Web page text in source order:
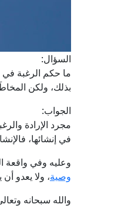
السؤال:
ما حكم الرغبة
بذلك، ولكن
الجواب:
مجرد الإرادة
في إنشائها،
وعليه وفي
وصية، ولا يعدو
والله سبحانه